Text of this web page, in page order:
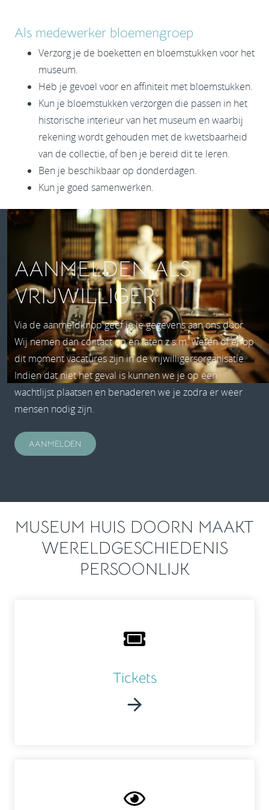
Als medewerker bloemengroep
Verzorg je de boeketten en bloemstukken voor het
museum.
Heb je gevoel voor en affiniteit met bloemstukken.
Kun je bloemstukken verzorgen die passen in het
historische interieur van het museum en waarbij
rekening wordt gehouden met de kwetsbaarheid
van de collectie, of ben je bereid dit te leren.
Ben je beschikbaar op donderdagen.
Kun je goed samenwerken.
AANMELDEN ALS
VRIJWILLIGER
Via de aanmeldknop geef je je gegevens aan ons door.
Wij nemen dan contact op en laten z.s.m. weten of er op
dit moment vacatures zijn in de vrijwilligersorganisatie.
Indien dat niet het geval is kunnen we je op een
wachtlijst plaatsen en benaderen we je zodra er weer
mensen nodig zijn.
AANMELDEN
MUSEUM HUIS DOORN MAAKT
WERELDGESCHIEDENIS
PERSOONLIJK
Tickets